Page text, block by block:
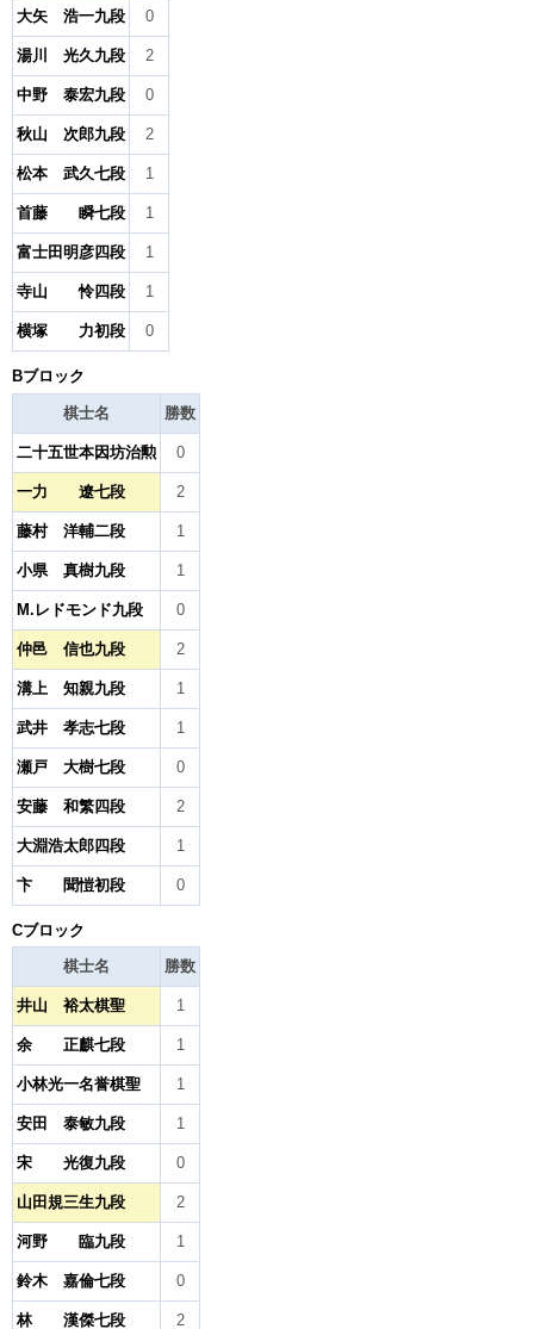
大矢 浩一九段 0
湯川 光久九段 2
中野 泰宏九段 0
秋山 次郎九段 2
松本 武久七段 1
首藤 瞬七段 1
富士田明彦四段 1
寺山 怜四段 1
横塚 力初段 0
Bブロック
棋士名 勝数
二十五世本因坊治勲 0
一力 遼七段 2
藤村 洋輔二段 1
小県 真樹九段 1
M.レドモンド九段 0
仲邑 信也九段 2
溝上 知親九段 1
武井 孝志七段 1
瀬戸 大樹七段 0
安藤 和繁四段 2
大淵浩太郎四段 1
卞 聞愷初段 0
Cブロック
棋士名 勝数
井山 裕太棋聖 1
余 正麒七段 1
小林光一名誉棋聖 1
安田 泰敏九段 1
宋 光復九段 0
山田規三生九段 2
河野 臨九段 1
鈴木 嘉倫七段 0
林 漢傑七段 2